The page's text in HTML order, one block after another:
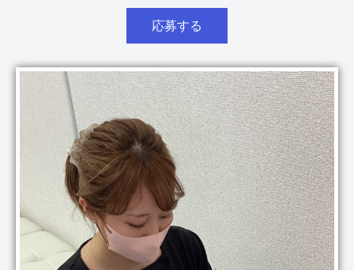
応募する